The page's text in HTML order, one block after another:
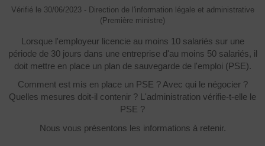
Vérifié le 30/06/2023 - Direction de l'information légale et administrative
(Première ministre)
Lorsque l'employeur licencie au moins 10 salariés sur une
période de 30 jours dans une entreprise d'au moins 50 salariés, il
doit mettre en place un plan de sauvegarde de l'emploi (PSE).
Comment est mis en place un PSE ? Avec qui le négocier ?
Quelles mesures doit-il contenir ? L'administration vérifie-t-elle le
PSE ?
Nous vous présentons les informations à retenir.